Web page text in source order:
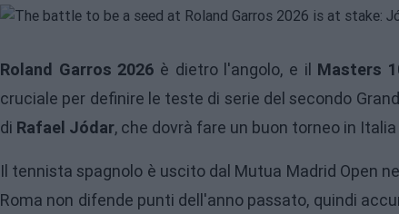
Roland Garros 2026 è dietro l'angolo, e il Masters
cruciale per definire le teste di serie del secondo
di Rafael Jódar, che dovrà fare un buon torneo in
Il tennista spagnolo è uscito dal Mutua Madrid Open
Roma non difende punti dell'anno passato, quindi